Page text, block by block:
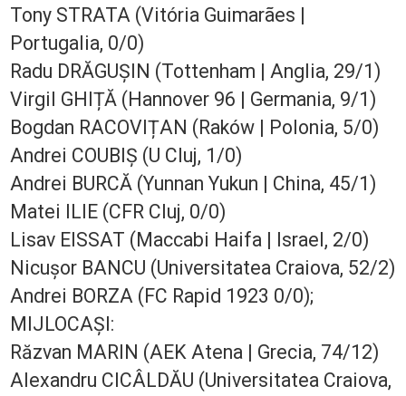
Tony STRATA (Vitória Guimarães |
Portugalia, 0/0)
Radu DRĂGUȘIN (Tottenham | Anglia, 29/1)
Virgil GHIȚĂ (Hannover 96 | Germania, 9/1)
Bogdan RACOVIȚAN (Raków | Polonia, 5/0)
Andrei COUBIȘ (U Cluj, 1/0)
Andrei BURCĂ (Yunnan Yukun | China, 45/1)
Matei ILIE (CFR Cluj, 0/0)
Lisav EISSAT (Maccabi Haifa | Israel, 2/0)
Nicușor BANCU (Universitatea Craiova, 52/2)
Andrei BORZA (FC Rapid 1923 0/0);
MIJLOCAȘI:
Răzvan MARIN (AEK Atena | Grecia, 74/12)
Alexandru CICÂLDĂU (Universitatea Craiova,